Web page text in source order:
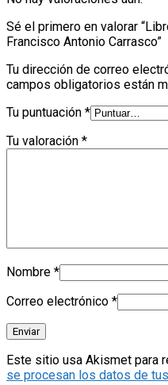
Sé el primero en valorar
Francisco Antonio Carrasco”
Tu dirección de correo
campos obligatorios están
Tu puntuación *
Tu valoración *
Nombre *
Correo electrónico *
Este sitio usa Akismet para
se procesan los datos de